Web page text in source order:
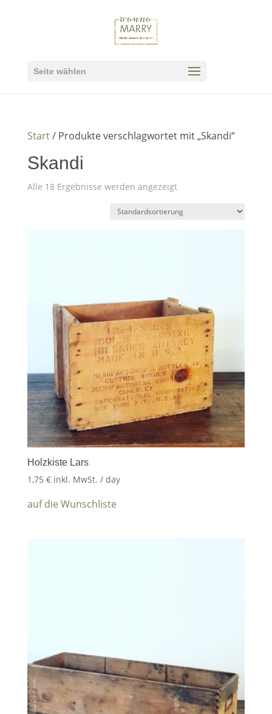
Seite wählen
Start/ Produkte verschlagwortet mit „Skandi“
Skandi
Alle 18 Ergebnisse werden angezeigt
Holzkiste Lars
1,75 € inkl. MwSt. / day
auf die Wunschliste